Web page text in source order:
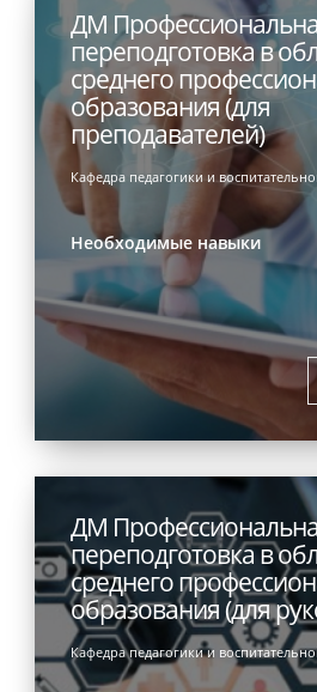
ДМ
переподготовка в
среднего
образования (для
преподавателей)
Кафедра педагогики и
Необходимые навыки
ДМ
переподготовка в
среднего
образования (для
Кафедра педагогики и